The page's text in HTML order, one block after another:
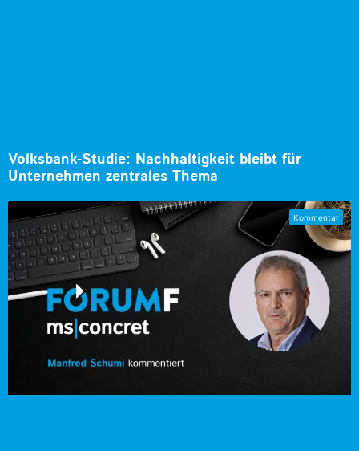
Volksbank-Studie: Nachhaltigkeit bleibt für
Unternehmen zentrales Thema